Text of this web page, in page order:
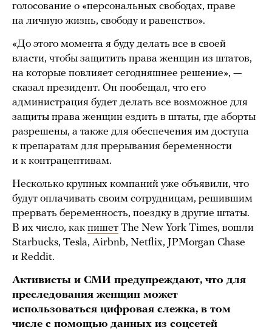
голосование о «персональных свободах, праве
на личную жизнь, свободу и равенство».
«До этого момента я буду делать все в своей
власти, чтобы защитить права женщин из штатов,
на которые повлияет сегодняшнее решение», —
сказал президент. Он пообещал, что его
администрация будет делать все возможное для
защиты права женщин ездить в штаты, где аборты
разрешены, а также для обеспечения им доступа
к препаратам для прерывания беременности
и к контрацептивам.
Несколько крупных компаний уже объявили, что
будут оплачивать своим сотрудницам, решившим
прервать беременность, поездку в другие штаты.
В их число, как пишет The New York Times, вошли
Starbucks, Tesla, Airbnb, Netflix, JPMorgan Chase
и Reddit.
Активисты и СМИ предупреждают, что для
преследования женщин может
использоваться цифровая слежка, в том
числе с помощью данных из соцсетей